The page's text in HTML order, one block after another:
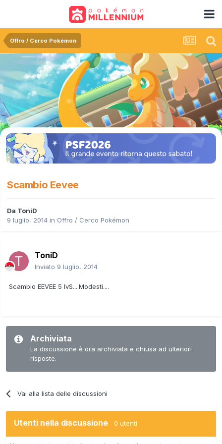
Offro / Cerco Pokémon
Scambio Eevee
Da ToniD
9 luglio, 2014 in Offro / Cerco Pokémon
ToniD
Inviato 9 luglio, 2014
Scambio EEVEE 5 IvS....Modesti....
Archiviata
La discussione è ora archiviata e chiusa ad ulteriori
risposte.
Vai alla lista delle discussioni
Utenti nella discussione 0 utenti